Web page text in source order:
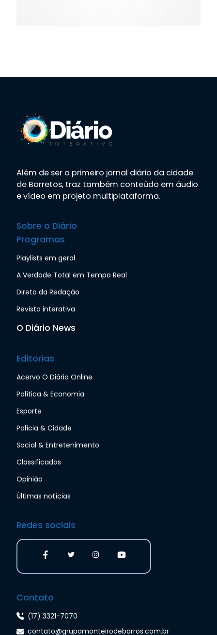
Além de ser o primeiro jornal diário da cidade
de Barretos, traz também conteúdo em áudio
e vídeo em projeto multiplataforma.
Sobre o Diário
Programas
Playlists em geral
A Verdade Total em Tempo Real
Direto da Redação
Revista interativa
O Diário News
Editorias
Acervo O Diário Online
Política & Economia
Esporte
Polícia & Cidade
Social & Entretenimento
Classificados
Opinião
Últimas notícias
Redes sociais
Contato
(17) 3321-7070
contato@grupomonteirodebarros.com.br